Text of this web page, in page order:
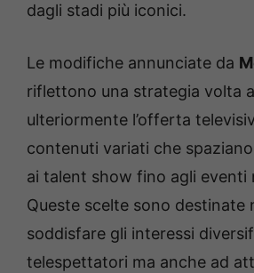
dagli stadi più iconici.
Le modifiche annunciate da
riflettono una strategia volta
ulteriormente l’offerta
contenuti variati che
ai talent show fino agli eventi
Queste scelte sono destinate
soddisfare gli interessi
telespettatori ma anche ad